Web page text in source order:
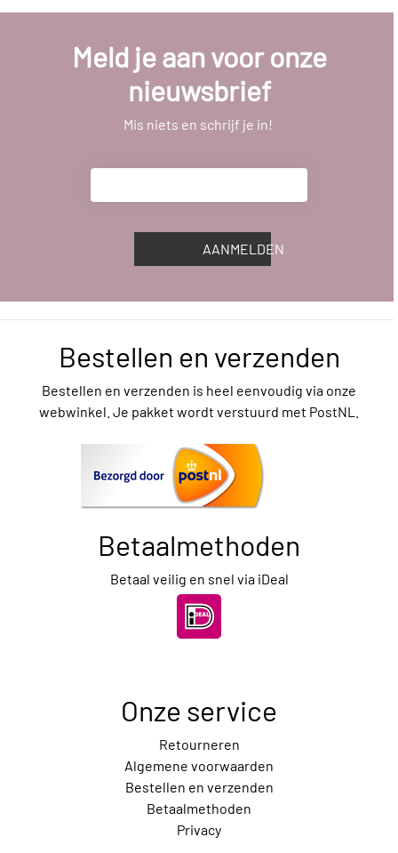
Meld je aan voor onze
nieuwsbrief
Mis niets en schrijf je in!
AANMELDEN
Bestellen en verzenden
Bestellen en verzenden is heel eenvoudig via onze
webwinkel. Je pakket wordt verstuurd met PostNL.
Betaalmethoden
Betaal veilig en snel via iDeal
Onze service
Retourneren
Algemene voorwaarden
Bestellen en verzenden
Betaalmethoden
Privacy